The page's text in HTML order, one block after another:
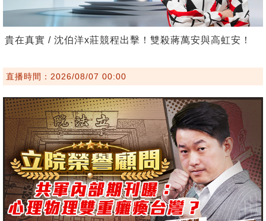
貴在真實 / 沈伯洋x莊競程出擊！雙殺蔣萬安與高虹安！
直播時間：2026/08/07 00:00